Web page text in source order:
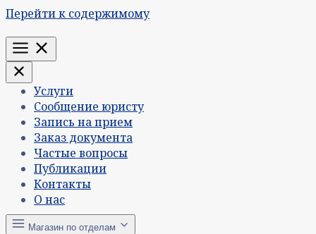
Перейти к содержимому
Меню
Услуги
Сообщение юристу
Запись на прием
Заказ документа
Частые вопросы
Публикации
Контакты
О нас
Магазин по отделам